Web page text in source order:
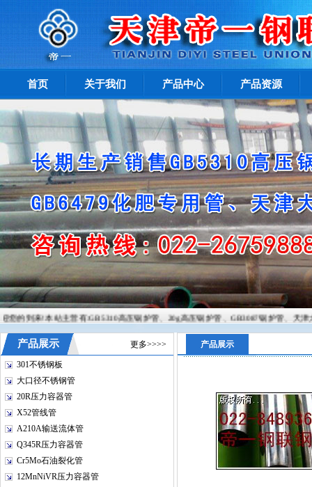
首页 关于我们 产品中心 产品资源
的到来!本站主营有:GB5310高压锅炉管、20g高压锅炉管、GB3087锅炉管、天津
产品展示 更多>>>>
301不锈钢板
大口径不锈钢管
20R压力容器管
X52管线管
A210A输送流体管
Q345R压力容器管
Cr5Mo石油裂化管
12MnNiVR压力容器管
产品展示